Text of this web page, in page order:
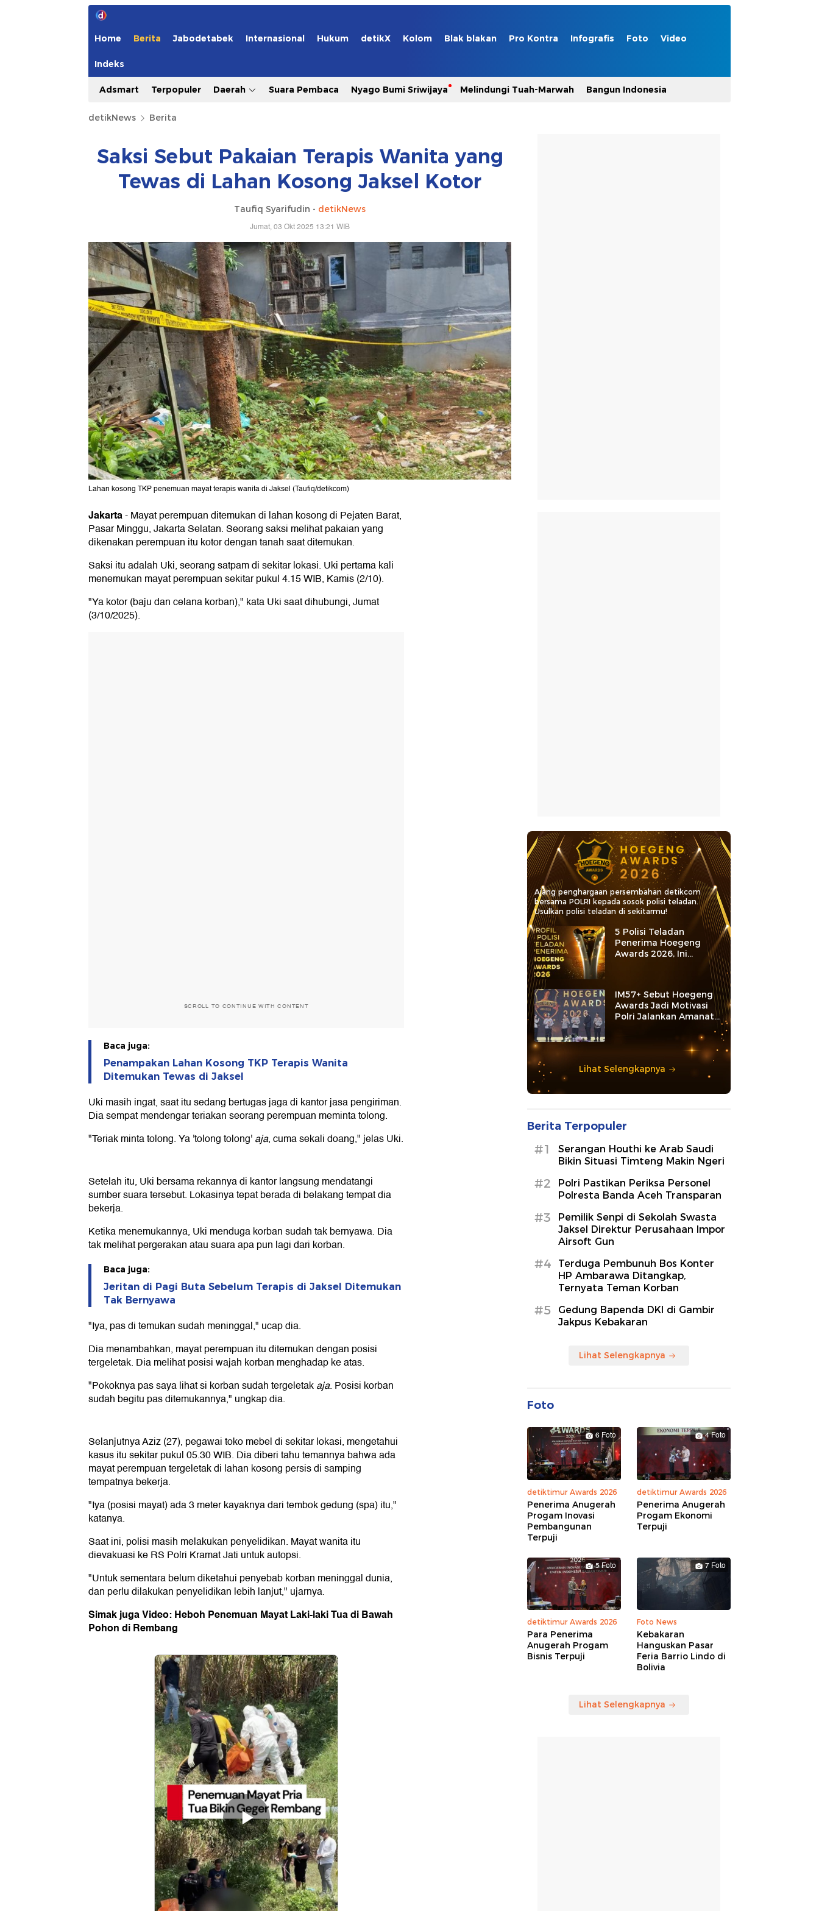
Home Berita Jabodetabek Internasional Hukum detikX Kolom Blak blakan Pro Kontra Infografis Foto Video
Indeks
Adsmart Terpopuler Daerah Suara Pembaca Nyago Bumi Sriwijaya Melindungi Tuah-Marwah Bangun Indonesia
detikNews Berita
Saksi Sebut Pakaian Terapis Wanita yang
Tewas di Lahan Kosong Jaksel Kotor
Taufiq Syarifudin - detikNews
Jumat, 03 Okt 2025 13:21 WIB
Lahan kosong TKP penemuan mayat terapis wanita di Jaksel (Taufiq/detikcom)
Jakarta-Mayat perempuan ditemukan di lahan kosong di Pejaten Barat,
Pasar Minggu, Jakarta Selatan. Seorang saksi melihat pakaian yang
dikenakan perempuan itu kotor dengan tanah saat ditemukan.
Saksi itu adalah Uki, seorang satpam di sekitar lokasi. Uki pertama kali
menemukan mayat perempuan sekitar pukul 4.15 WIB, Kamis (2/10).
"Ya kotor (baju dan celana korban)," kata Uki saat dihubungi, Jumat
(3/10/2025).
SCROLL TO CONTINUE WITH CONTENT
Baca juga:
Penampakan Lahan Kosong TKP Terapis Wanita
Ditemukan Tewas di Jaksel
Uki masih ingat, saat itu sedang bertugas jaga di kantor jasa pengiriman.
Dia sempat mendengar teriakan seorang perempuan meminta tolong.
"Teriak minta tolong. Ya 'tolong tolong'aja, cuma sekali doang," jelas Uki.
Setelah itu, Uki bersama rekannya di kantor langsung mendatangi
sumber suara tersebut. Lokasinya tepat berada di belakang tempat dia
bekerja.
Ketika menemukannya, Uki menduga korban sudah tak bernyawa. Dia
tak melihat pergerakan atau suara apa pun lagi dari korban.
Baca juga:
Jeritan di Pagi Buta Sebelum Terapis di Jaksel Ditemukan
Tak Bernyawa
"Iya, pas di temukan sudah meninggal," ucap dia.
Dia menambahkan, mayat perempuan itu ditemukan dengan posisi
tergeletak. Dia melihat posisi wajah korban menghadap ke atas.
"Pokoknya pas saya lihat si korban sudah tergeletakaja. Posisi korban
sudah begitu pas ditemukannya," ungkap dia.
Selanjutnya Aziz (27), pegawai toko mebel di sekitar lokasi, mengetahui
kasus itu sekitar pukul 05.30 WIB. Dia diberi tahu temannya bahwa ada
mayat perempuan tergeletak di lahan kosong persis di samping
tempatnya bekerja.
"Iya (posisi mayat) ada 3 meter kayaknya dari tembok gedung (spa) itu,"
katanya.
Saat ini, polisi masih melakukan penyelidikan. Mayat wanita itu
dievakuasi ke RS Polri Kramat Jati untuk autopsi.
"Untuk sementara belum diketahui penyebab korban meninggal dunia,
dan perlu dilakukan penyelidikan lebih lanjut," ujarnya.
Simak juga Video: Heboh Penemuan Mayat Laki-laki Tua di Bawah
Pohon di Rembang
Ajang penghargaan persembahan detikcom
bersama POLRI kepada sosok polisi teladan.
Usulkan polisi teladan di sekitarmu!
5 Polisi Teladan
Penerima Hoegeng
Awards 2026, Ini
Kategori dan Kiprahnya
IM57+ Sebut Hoegeng
Awards Jadi Motivasi
Polri Jalankan Amanat
Lihat Selengkapnya
Berita Terpopuler
#1
Serangan Houthi ke Arab Saudi
Bikin Situasi Timteng Makin Ngeri
#2
Polri Pastikan Periksa Personel
Polresta Banda Aceh Transparan
#3
Pemilik Senpi di Sekolah Swasta
Jaksel Direktur Perusahaan Impor
Airsoft Gun
#4
Terduga Pembunuh Bos Konter
HP Ambarawa Ditangkap,
Ternyata Teman Korban
#5
Gedung Bapenda DKI di Gambir
Jakpus Kebakaran
Lihat Selengkapnya
Foto
6 Foto
detiktimur Awards 2026
Penerima Anugerah
Progam Inovasi
Pembangunan
Terpuji
4 Foto
detiktimur Awards 2026
Penerima Anugerah
Progam Ekonomi
Terpuji
5 Foto
detiktimur Awards 2026
Para Penerima
Anugerah Progam
Bisnis Terpuji
7 Foto
Foto News
Kebakaran
Hanguskan Pasar
Feria Barrio Lindo di
Bolivia
Lihat Selengkapnya